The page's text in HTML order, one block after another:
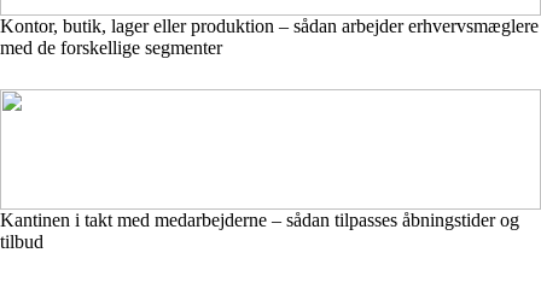
Kontor, butik, lager eller produktion – sådan arbejder erhvervsmæglere
med de forskellige segmenter
Kantinen i takt med medarbejderne – sådan tilpasses åbningstider og
tilbud